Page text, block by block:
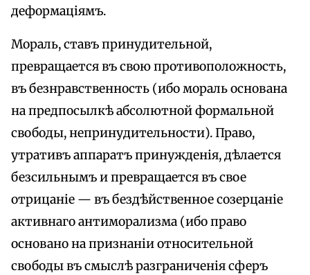
деформаціямъ.
Мораль, ставъ принудительной,
превращается въ свою противоположность,
въ безнравственность (ибо мораль основана
на предпосылкѣ абсолютной формальной
свободы, непринудительности). Право,
утративъ аппаратъ принужденія, дѣлается
безсильнымъ и превращается въ свое
отрицаніе — въ бездѣйственное созерцаніе
активнаго антиморализма (ибо право
основано на признаніи относительной
свободы въ смыслѣ разграниченія сферъ